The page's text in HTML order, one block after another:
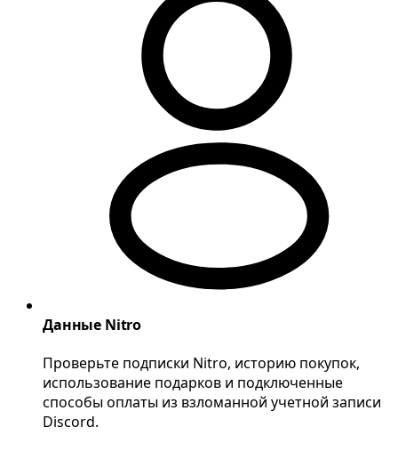
Данные Nitro
Проверьте подписки Nitro, историю покупок,
использование подарков и подключенные
способы оплаты из взломанной учетной записи
Discord.